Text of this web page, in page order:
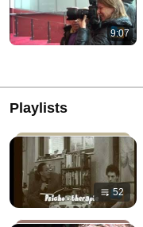
9:07
Playlists
52